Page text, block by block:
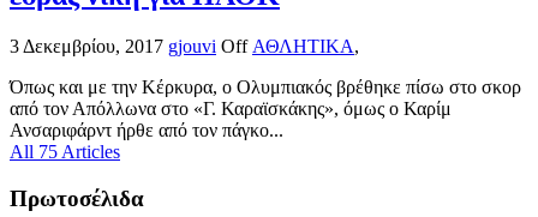
3 Δεκεμβρίου, 2017 gjouvi Off ΑΘΛΗΤΙΚΑ,
Όπως και με την Κέρκυρα, ο Ολυμπιακός βρέθηκε πίσω στο σκορ
από τον Απόλλωνα στο «Γ. Καραϊσκάκης», όμως ο Καρίμ
Ανσαριφάρντ ήρθε από τον πάγκο...
All 75 Articles
Πρωτοσέλιδα